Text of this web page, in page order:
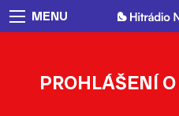
MENU
PROHLÁŠENÍ